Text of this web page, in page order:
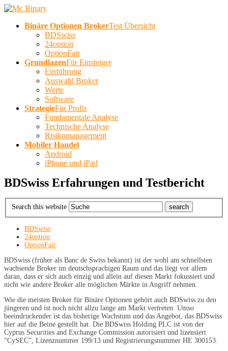
Binäre Optionen BrokerTest Übersicht
BDSwiss
24option
OptionFair
GrundlagenFür Einsteiger
Einführung
Auswahl Broker
Werte
Software
StrategieFür Profis
Fundamentale Analyse
Technische Analyse
Risikomanagement
Mobiler Handel
Android
iPhone und iPad
BDSwiss Erfahrungen und Testbericht
Search this website
BDSwiss
24option
OptionFair
BDSwiss (früher als Banc de Swiss bekannt) ist der wohl am schnellsten
wachsende Broker im deutschsprachigen Raum und das liegt vor allem
daran, dass er sich auch einzig und allein auf diesen Markt fokussiert und
nicht wie andere Broker alle möglichen Märkte in Angriff nehmen.
Wie die meisten Broker für Binäre Optionen gehört auch BDSwiss zu den
jüngeren und ist noch nicht allzu lange am Markt vertreten. Umso
beeindruckender ist das bisherige Wachstum und das Angebot, das BDSwiss
hier auf die Beine gestellt hat. Die BDSwiss Holding PLC ist von der
Cyprus Securities and Exchange Commission autorisiert und lizensiert
“CySEC”, Lizenznummer 199/13 und Registrierungsnummer HE 300153.